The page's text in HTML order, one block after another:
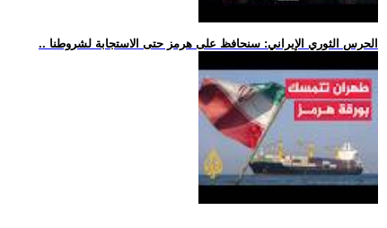
.. الحرس الثوري الإيراني: سنحافظ على هرمز حتى الاستجابة لشروطنا